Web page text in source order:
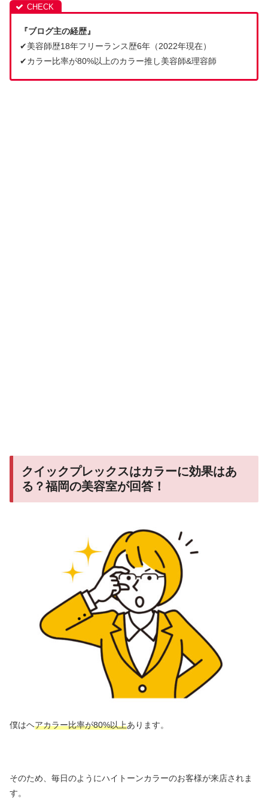
『ブログ主の経歴』
✔︎美容師歴18年フリーランス歴6年（2022年現在）
✔︎カラー比率が80%以上のカラー推し美容師&理容師
クイックプレックスはカラーに効果はあ
る？福岡の美容室が回答！
僕はヘアカラー比率が80%以上あります。
そのため、毎日のようにハイトーンカラーのお客様が来店されま
す。